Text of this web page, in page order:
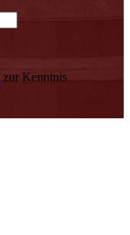
zur Kenntnis